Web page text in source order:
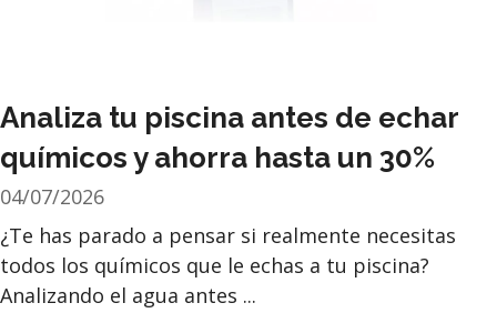
Analiza tu piscina antes de echar
químicos y ahorra hasta un 30%
04/07/2026
¿Te has parado a pensar si realmente necesitas
todos los químicos que le echas a tu piscina?
Analizando el agua antes ...